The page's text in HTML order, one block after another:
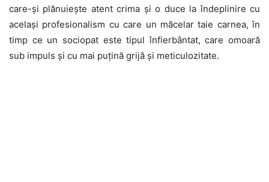
care-şi plănuieşte atent crima şi o duce la îndeplinire cu
acelaşi profesionalism cu care un măcelar taie carnea, în
timp ce un sociopat este tipul înfierbântat, care omoară
sub impuls şi cu mai puţină grijă şi meticulozitate.